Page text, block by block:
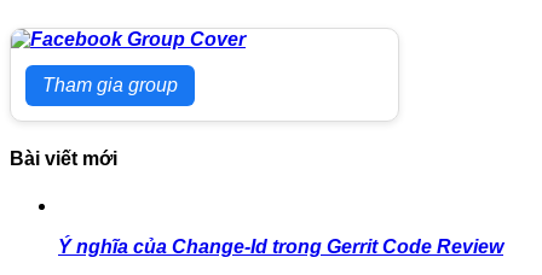
Tham gia group
Bài viết mới
Ý nghĩa của Change-Id trong Gerrit Code Review